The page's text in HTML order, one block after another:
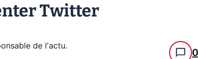
Twitter
de l'actu.
0